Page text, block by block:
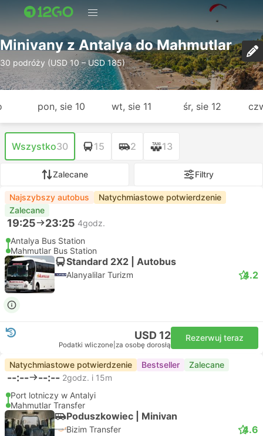
Minivany z Antalya do Mahmutlar
30 podróży (USD 10 – USD 185)
pon, sie 10 wt, sie 11 śr, sie 12
Wszystko30 15 2 13
Zalecane Filtry
Najszybszy autobus
Natychmiastowe potwierdzenie
Zalecane
19:25 23:25 4godz.
Antalya Bus Station
Mahmutlar Bus Station
Standard 2X2 | Autobus
Alanyalilar Turizm 4.2
USD 12
Podatki wliczone za osobę dorosłą
Rezerwuj teraz
Natychmiastowe potwierdzenie Bestseller Zalecane
--:-- --:-- 2godz. i 15m
Port lotniczy w Antalyi
Mahmutlar Transfer
Poduszkowiec | Minivan
Bizim Transfer 4.6